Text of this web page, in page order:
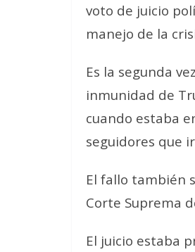
voto de juicio
manejo de la
Es la segunda
inmunidad de
cuando estaba
seguidores que
El fallo también
Corte Suprema
El juicio estaba